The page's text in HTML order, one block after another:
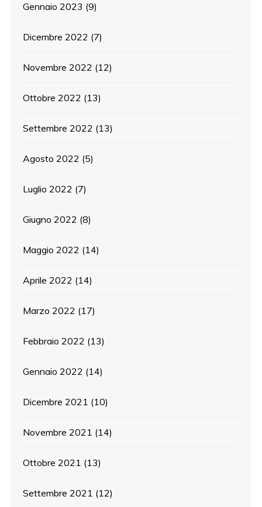
Gennaio 2023 (9)
Dicembre 2022 (7)
Novembre 2022 (12)
Ottobre 2022 (13)
Settembre 2022 (13)
Agosto 2022 (5)
Luglio 2022 (7)
Giugno 2022 (8)
Maggio 2022 (14)
Aprile 2022 (14)
Marzo 2022 (17)
Febbraio 2022 (13)
Gennaio 2022 (14)
Dicembre 2021 (10)
Novembre 2021 (14)
Ottobre 2021 (13)
Settembre 2021 (12)